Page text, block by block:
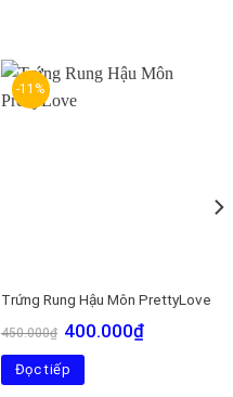
-11%
Trứng Rung Hậu Môn PrettyLove
450.000₫ Giá
gốc
là:
450.000₫.
400.000₫Giá
Đọc tiếp